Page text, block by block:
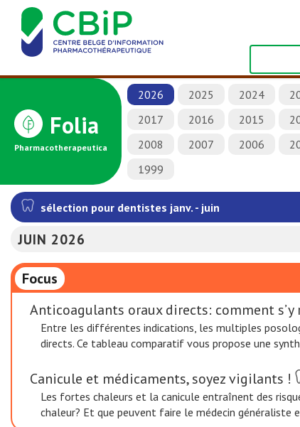
Folia
Pharmacotherapeutica
2026 2025 2024
2017
2016 2015
2008
2007 2006
1999
sélection pour dentistes janv. - juin
JUIN 2026
Focus
Anticoagulants oraux directs: comment s’y
Entre les différentes indications, les multiples
directs. Ce tableau comparatif vous propose une
Canicule et médicaments, soyez vigilants !
Les fortes chaleurs et la canicule entraînent des
chaleur? Et que peuvent faire le médecin généraliste